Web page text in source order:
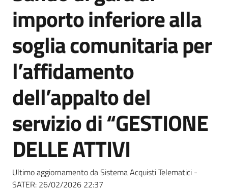
Seguici
su
importo inferiore alla
soglia comunitaria per
l’affidamento
dell’appalto del
servizio di “GESTIONE
DELLE ATTIVI
Ultimo aggiornamento da Sistema Acquisti Telematici -
SATER: 26/02/2026 22:37